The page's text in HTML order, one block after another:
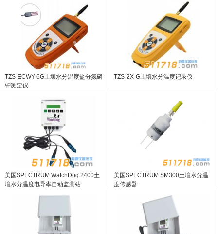
TZS-ECWY-6G土壤水分温度盐分氮磷
钾测定仪
TZS-2X-G土壤水分温度记录仪
美国SPECTRUM WatchDog 2400土
壤水分温度电导率自动监测站
美国SPECTRUM SM300土壤水分温
度传感器